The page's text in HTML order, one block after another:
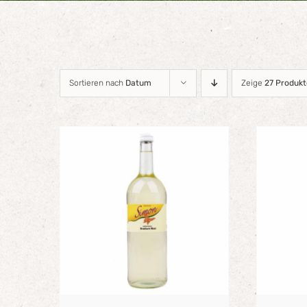
Sortieren nach Datum Zeige 27